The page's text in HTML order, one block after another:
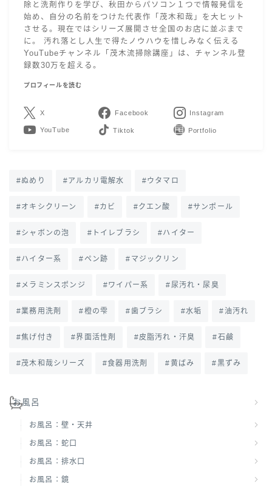
除と洗剤作りを学び、秋田からパソコン１つで情報発信を
始め、自分の名前をつけた代表作「茂木和哉」を大ヒット
させる。現在ではシリーズ展開させ全国のお店に並ぶまで
に。 汚れ落とし人生で得たノウハウを惜しみなく伝える
YouTubeチャンネル「茂木流掃除講座」は、チャンネル登
録数30万を超える。
プロフィールを読む
X Facebook Instagram
YouTube LINE Contact
ぬめり アルカリ電解水 ウタマロ
オキシクリーン カビ クエン酸 サンポール
シャボンの泡 トイレブラシ ハイター
ハイター系 ペン跡 マジックリン
メラミンスポンジ ワイパー系 尿汚れ・尿臭
業務用洗剤 橙の雫 歯ブラシ 水垢 油汚れ
焦げ付き 界面活性剤 皮脂汚れ・汗臭 石鹸
茂木和哉シリーズ 食器用洗剤 黄ばみ 黒ずみ
お風呂
お風呂：壁・天井
お風呂：蛇口
お風呂：排水口
お風呂：鏡